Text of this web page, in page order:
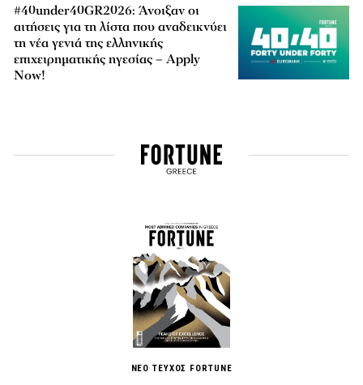
#40under40GR2026: Άνοιξαν οι
αιτήσεις για τη λίστα που αναδεικνύει
τη νέα γενιά της ελληνικής
επιχειρηματικής ηγεσίας – Apply
Now!
ΝΕΟ ΤΕΥΧΟΣ FORTUNE